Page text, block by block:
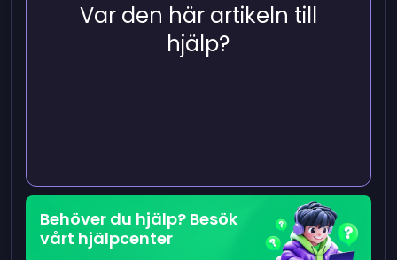
Var den här artikeln till
hjälp?
Behöver du hjälp? Besök
vårt hjälpcenter